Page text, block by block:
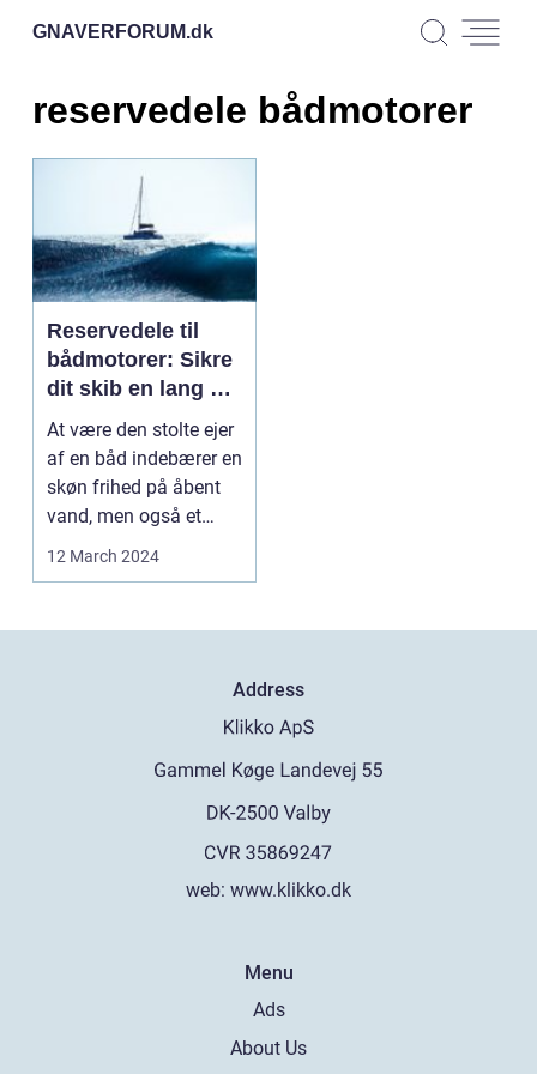
GNAVERFORUM.dk
reservedele bådmotorer
Reservedele til
bådmotorer: Sikre
dit skib en lang og
stabil fremtid
At være den stolte ejer
af en båd indebærer en
skøn frihed på åbent
vand, men også et
ansvar for at ...
12 March 2024
Address
web: www.klikko.dk
Menu
Ads
About Us